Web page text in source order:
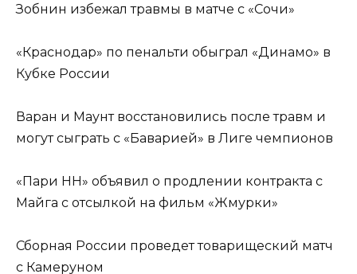
Зобнин избежал травмы в матче с «Сочи»
«Краснодар» по пенальти обыграл «Динамо» в
Кубке России
Варан и Маунт восстановились после травм и
могут сыграть с «Баварией» в Лиге чемпионов
«Пари НН» объявил о продлении контракта с
Майга с отсылкой на фильм «Жмурки»
Сборная России проведет товарищеский матч
с Камеруном